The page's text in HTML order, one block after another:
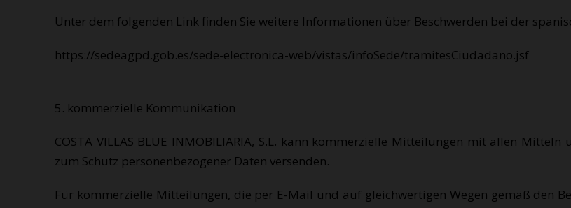
Unter dem folgenden Link finden Sie weitere Informationen über Beschwerden bei der
https://sedeagpd.gob.es/sede-electronica-web/vistas/infoSede/tramitesCiudadano.jsf
5. kommerzielle Kommunikation
COSTA VILLAS BLUE INMOBILIARIA, S.L. kann kommerzielle Mitteilungen mit allen
zum Schutz personenbezogener Daten versenden.
Für kommerzielle Mitteilungen, die per E-Mail und auf gleichwertigen Wegen gemäß den